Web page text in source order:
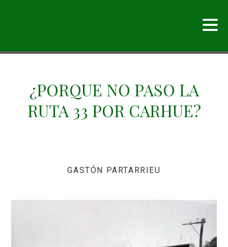
¿PORQUE NO PASO LA
RUTA 33 POR CARHUE?
GASTÓN PARTARRIEU